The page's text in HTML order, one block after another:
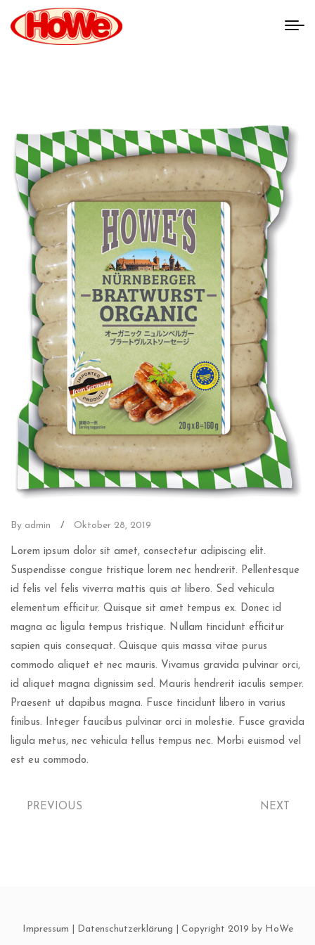
By admin / Oktober 28, 2019
Lorem ipsum dolor sit amet, consectetur adipiscing elit.
Suspendisse congue tristique lorem nec hendrerit. Pellentesque
id felis vel felis viverra mattis quis at libero. Sed vehicula
elementum efficitur. Quisque sit amet tempus ex. Donec id
magna ac ligula tempus tristique. Nullam tincidunt efficitur
sapien quis consequat. Quisque quis massa vitae purus
commodo aliquet et nec mauris. Vivamus gravida pulvinar orci,
id aliquet magna dignissim sed. Mauris hendrerit iaculis semper.
Praesent ut dapibus magna. Fusce tincidunt libero in varius
finibus. Integer faucibus pulvinar orci in molestie. Fusce gravida
ligula metus, nec vehicula tellus tempus nec. Morbi euismod vel
est eu commodo.
PREVIOUS NEXT
Impressum Datenschutzerklärung | Copyright 2019 by HoWe